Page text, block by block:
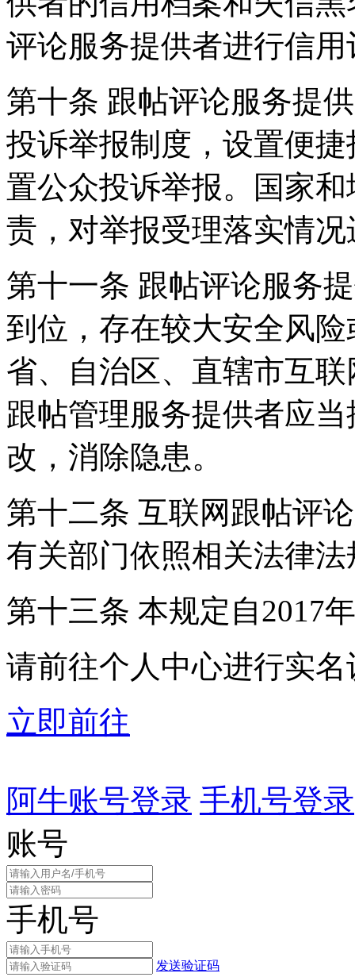
评论服务提供者进行信用
第十条 跟帖评论服务提
投诉举报制度，设置便
置公众投诉举报。国家
责，对举报受理落实情
第十一条 跟帖评论服务
到位，存在较大安全风
省、自治区、直辖市互
跟帖管理服务提供者应
改，消除隐患。
第十二条 互联网跟帖评
有关部门依照相关法律
第十三条 本规定自2017
请前往个人中心进行实名
立即前往
阿牛账号登录 手机号登录
账号
手机号
发送验证码